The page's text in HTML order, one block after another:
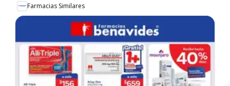
Farmacias Similares